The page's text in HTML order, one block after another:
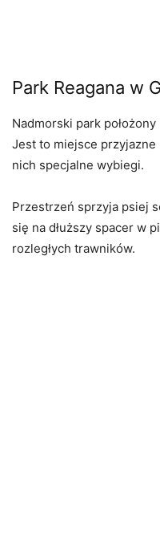
Park Reagana w
Nadmorski park
Jest to miejsce
nich specjalne wybiegi.
Przestrzeń sprzyja psiej
się na dłuższy spacer w
rozległych trawników.